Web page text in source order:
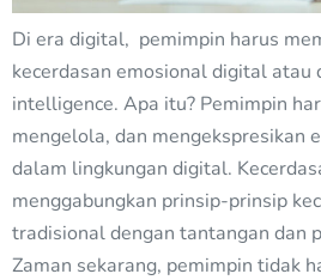
Di era digital, pemimpin harus
kecerdasan emosional digital
intelligence. Apa itu? Pemimpin
mengelola, dan mengekspresikan
dalam lingkungan digital.
menggabungkan prinsip-prinsip
tradisional dengan tantangan dan
Zaman sekarang, pemimpin tidak